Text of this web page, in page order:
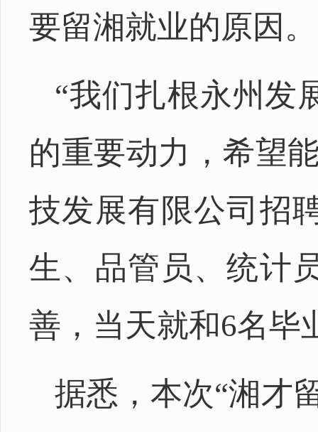
要留湘就业的原因。
“我们扎根永州发
的重要动力，希望
技发展有限公司招
生、品管员、统计
善，当天就和6名毕
据悉，本次“湘才